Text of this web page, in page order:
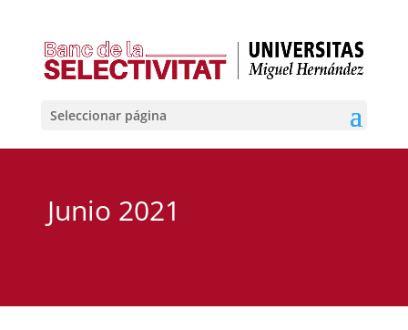
Seleccionar página
Junio 2021